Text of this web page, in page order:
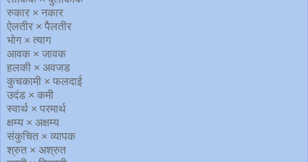
रुकार × नकार
ऐलतीर × पैलतीर
भोग × त्याग
आवक × जावक
हलकी × अवजड
कुचकामी × फलदाई
उदंड × कमी
स्वार्थ × परमार्थ
क्षम्य × अक्षम्य
संकुचित × व्यापक
श्रुत × अश्रुत